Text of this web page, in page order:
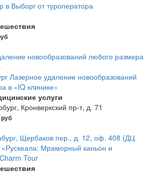
в Выборг от туроператора
Лазерное удаление новообразований
в «IQ клинике»
услуги
Кронверкский пр-т, д. 71
руб
Мраморный каньон и
Tour